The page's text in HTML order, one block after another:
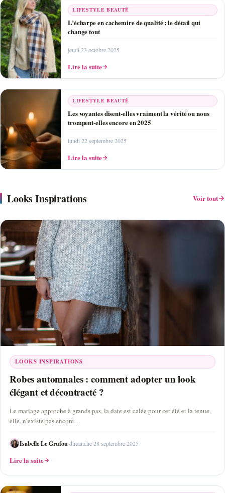
LIFESTYLE BEAUTÉ
L’écharpe en cachemire de qualité : le détail qui
change tout
jeudi 23 octobre 2025
Lire la suite
LIFESTYLE BEAUTÉ
Les voyantes disent-elles vraiment la vérité ou nous
trompent-elles encore en 2025
lundi 22 septembre 2025
Lire la suite
Looks Inspirations Voir tout
LOOKS INSPIRATIONS
Robes automnales : comment adopter un look
élégant et décontracté ?
Le mariage approche à grands pas, la date est calée pour cet été et la tenue,
elle, n’existe pas encore…
Isabelle Le Grufou·dimanche 28 septembre 2025
Lire la suite